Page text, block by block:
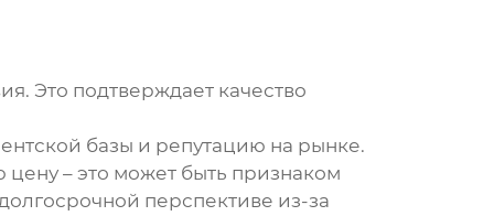
Это подтверждает качество
базы и репутацию на рынке.
– это может быть признаком
перспективе из-за